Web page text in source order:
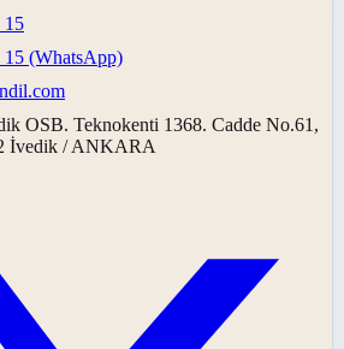
15
15 (WhatsApp)
OSB. Teknokenti 1368. Cadde No.61,
İvedik / ANKARA